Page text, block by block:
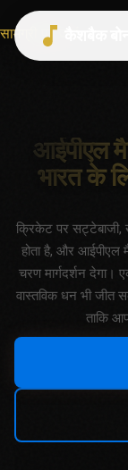
सामग्री पर जाएं
आईपीएल
भारत के
क्रिकेट पर
होता है, और आईपीएल
चरण मार्गदर्शन
वास्तविक धन भी जीत
ताकि